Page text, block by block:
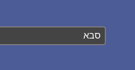
חלומות נפוצים